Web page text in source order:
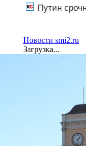
Путин
Новости smi2.ru
Загрузка...